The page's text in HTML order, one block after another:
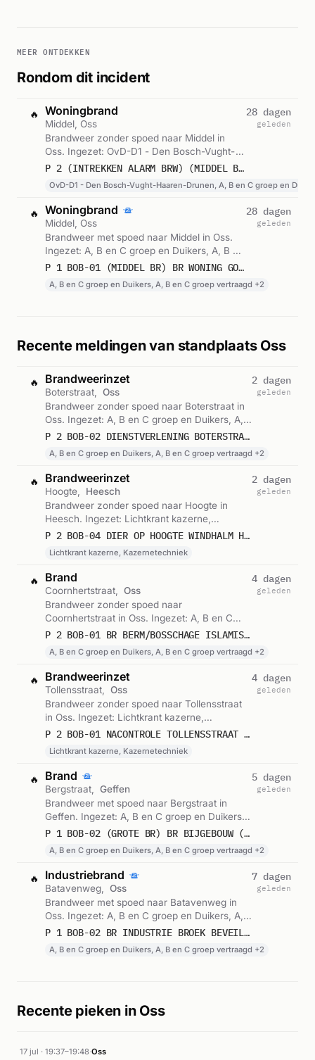
MEER ONTDEKKEN
Rondom dit incident
🔥 Woningbrand
Middel, Oss
Brandweer zonder spoed naar Middel in
Oss. Ingezet: OvD-D1 - Den Bosch-Vught-
Haaren-Drunen, A, B en C groep en Duikers,
eenheden. Gemeld om 14:04.
P 2 (INTREKKEN ALARM BRW) (MIDDEL BR) BR WONING GOUDPLEVIER OSS
OvD-D1 - Den Bosch-Vught-Haaren-Drunen, A, B en C groep en
28 dagen
geleden
🔥 Woningbrand
Middel, Oss
Brandweer met spoed naar Middel in Oss.
Ingezet: A, B en C groep en Duikers, A, B en
C groep vertraagd, Lichtkrant kazerne en 1P 1 BOB-01 (MIDDEL BR) BR WONING GOUDPLEVIER OSS 213131
A, B en C groep en Duikers, A, B en C groep vertraagd +2
28 dagen
geleden
Recente meldingen van standplaats Oss
🔥 Brandweerinzet
Boterstraat,
Oss
Brandweer zonder spoed naar Boterstraat in
Oss. Ingezet: A, B en C groep en Duikers, A,
B en C groep vertraagd, Lichtkrant kazerne P 2 BOB-02 DIENSTVERLENING BOTERSTRAAT OSS 213131
A, B en C groep en Duikers, A, B en C groep vertraagd +2
2 dagen
geleden
🔥 Brandweerinzet
Hoogte,
Heesch
Brandweer zonder spoed naar Hoogte in
Heesch. Ingezet: Lichtkrant kazerne,
Kazernetechniek. Gemeld om 10:34.
P 2 BOB-04 DIER OP HOOGTE WINDHALM HEESCH 213151
Lichtkrant kazerne, Kazernetechniek
2 dagen
geleden
🔥 Brand
Coornhertstraat,
Oss
Brandweer zonder spoed naar
Coornhertstraat in Oss. Ingezet: A, B en C
groep en Duikers, A, B en C groep vertraagd,
Gemeld om 22:24.
P 2 BOB-01 BR BERM/BOSSCHAGE ISLAMISTISCHE STICHTING COORNHERTSTRAAT OSS 213131
A, B en C groep en Duikers, A, B en C groep vertraagd +2
4 dagen
geleden
🔥 Brandweerinzet
Tollensstraat,
Oss
Brandweer zonder spoed naar Tollensstraat
in Oss. Ingezet: Lichtkrant kazerne,
Kazernetechniek. Gemeld om 04:37.
P 2 BOB-01 NACONTROLE TOLLENSSTRAAT OSS 213132
Lichtkrant kazerne, Kazernetechniek
4 dagen
geleden
🔥 Brand
Bergstraat,
Geffen
Brandweer met spoed naar Bergstraat in
Geffen. Ingezet: A, B en C groep en Duikers,
A, B en C groep vertraagd, Lichtkrant kazerneP 1 BOB-02 (GROTE BR) BR BIJGEBOUW (LOODS/GROTE SCHUUR) BERGSTRAAT GEFFEN 210021 210098 213131
A, B en C groep en Duikers, A, B en C groep vertraagd +2
5 dagen
geleden
🔥 Industriebrand
Batavenweg,
Oss
Brandweer met spoed naar Batavenweg in
Oss. Ingezet: A, B en C groep en Duikers, A,
B en C groep vertraagd, Lichtkrant kazerne P 1 BOB-02 BR INDUSTRIE BROEK BEVEILIGINGSTECHN BATAVENWEG OSS 213131
A, B en C groep en Duikers, A, B en C groep vertraagd +2
7 dagen
geleden
Recente pieken in Oss
17 jul · 19:37–19:48·Oss